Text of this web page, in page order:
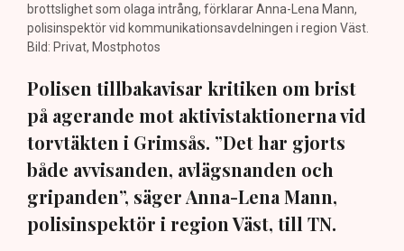
brottslighet som olaga intrång, förklarar Anna-Lena Mann,
polisinspektör vid kommunikationsavdelningen i region Väst.
Bild: Privat, Mostphotos
Polisen tillbakavisar kritiken om brist
på agerande mot aktivistaktionerna vid
torvtäkten i Grimsås. ”Det har gjorts
både avvisanden, avlägsnanden och
gripanden”, säger Anna-Lena Mann,
polisinspektör i region Väst, till TN.